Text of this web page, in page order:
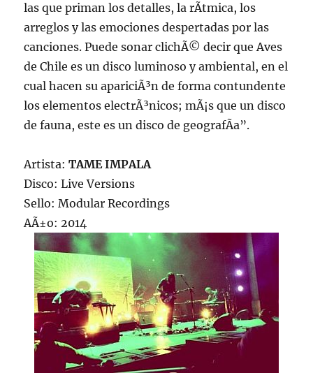
las que priman los detalles, la rÃ­tmica, los
arreglos y las emociones despertadas por las
canciones. Puede sonar clichÃ© decir que Aves
de Chile es un disco luminoso y ambiental, en el
cual hacen su apariciÃ³n de forma contundente
los elementos electrÃ³nicos; mÃ¡s que un disco
de fauna, este es un disco de geografÃ­a”.
Artista:TAME IMPALA
Disco: Live Versions
Sello: Modular Recordings
AÃ±o: 2014